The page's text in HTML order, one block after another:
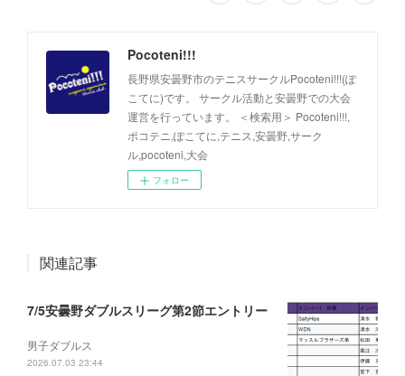
Pocoteni!!!
長野県安曇野市のテニスサークルPocoteni!!!(ぽ
こてに)です。 サークル活動と安曇野での大会
運営を行っています。 ＜検索用＞ Pocoteni!!!,
ポコテニ,ぽこてに,テニス,安曇野,サーク
ル,pocoteni,大会
フォロー
関連記事
7/5安曇野ダブルスリーグ第2節エントリー
男子ダブルス
2026.07.03 23:44